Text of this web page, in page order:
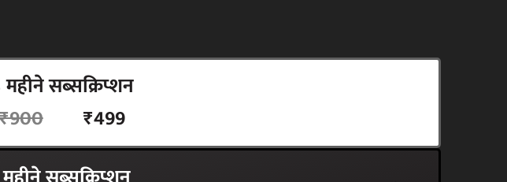
बिल्कुल अलग ही इंसान है. उनके
मानते थे. एक बार तकनीशियन के तौर पर
दो दुकानें और एक प्रशिक्षण संस्थान खोला.
में बारहमासी दर्द की शिकायत रहती थी.
महीने सब्सक्रिप्शन
₹499